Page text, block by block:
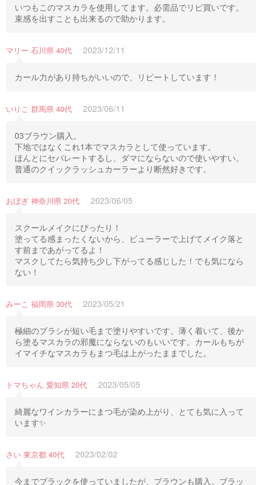
いつもこのマスカラを使用してます。必需品でリピ買いです。
束感を出すことも出来るので助かります。
マリー 石川県 40代 2023/12/11
カール力があり持ちがいいので、リピートしています！
いりこ 群馬県 40代 2023/06/11
03ブラウン購入。
下地ではなくこれ1本でマスカラとして使っています。
ほんとにセパレートするし、ダマにならないので使いやすい。
普通のクイックラッシュカーラーより断然好きです。
おぼぎ 神奈川県 20代 2023/06/05
スクールメイクにぴったり！
塗ってる感まったくないから、ビューラーで上げてメイク落と
す前まであがってるよ！
マスクしてたら気持ち少し下がってる感じした！でも気になら
ない！
みーこ 福岡県 30代 2023/05/21
極細のブラシが短い毛まで塗りやすいです。薄く着いて、後か
ら塗るマスカラの邪魔にならないのもいいです。カールもちが
イマイチなマスカラもまつ毛は上がったままでした。
トマちゃん 愛知県 20代 2023/05/05
綺麗なワインカラーにまつ毛が染め上がり、とても気に入って
います✨
さい 東京都 40代 2023/02/02
今までブラックを使っていましたが、ブラウンも購入。ブラッ